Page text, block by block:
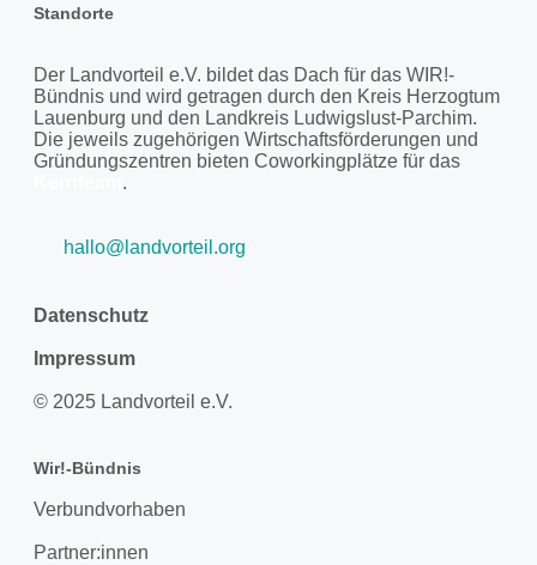
Standorte
Der Landvorteil e.V. bildet das Dach für das WIR!-
Bündnis und wird getragen durch den Kreis Herzogtum
Lauenburg und den Landkreis Ludwigslust-Parchim.
Die jeweils zugehörigen Wirtschaftsförderungen und
Gründungszentren bieten Coworkingplätze für das
.
hallo@landvorteil.org
Datenschutz
Impressum
© 2025 Landvorteil e.V.
Wir!-Bündnis
Verbundvorhaben
Partner:innen